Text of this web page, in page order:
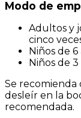
Modo de
Adultos y
cinco
Niños de 6
Niños de
Se
desleír en la
recomendada.